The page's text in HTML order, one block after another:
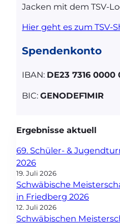
Jacken mit dem TSV-
Hier geht es zum TSV-
Spendenkonto
IBAN: DE23 7316
BIC:GENODEF1MIR
Ergebnisse aktuell
69. Schüler- &
2026
19. Juli 2026
Schwäbische
in Friedberg 2026
12. Juli 2026
Schwäbischen